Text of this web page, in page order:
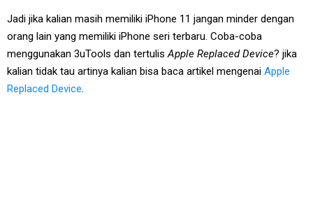
Jadi jika kalian masih memiliki iPhone 11 jangan minder dengan
orang lain yang memiliki iPhone seri terbaru. Coba-coba
menggunakan 3uTools dan tertulisApple Replaced Device? jika
kalian tidak tau artinya kalian bisa baca artikel mengenai Apple
Replaced Device.